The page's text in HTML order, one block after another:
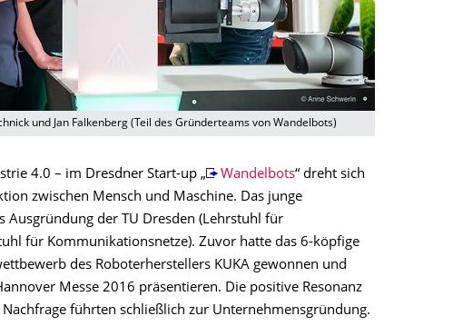
und Jan Falkenberg (Teil des Gründerteams von Wandelbots)
4.0 – im Dresdner Start-up „ Wandelbots“ dreht sich
zwischen Mensch und Maschine. Das junge
Ausgründung der TU Dresden (Lehrstuhl für
für Kommunikationsnetze). Zuvor hatte das 6-köpfige
des Roboterherstellers KUKA gewonnen und
Messe 2016 präsentieren. Die positive Resonanz
führten schließlich zur Unternehmensgründung.